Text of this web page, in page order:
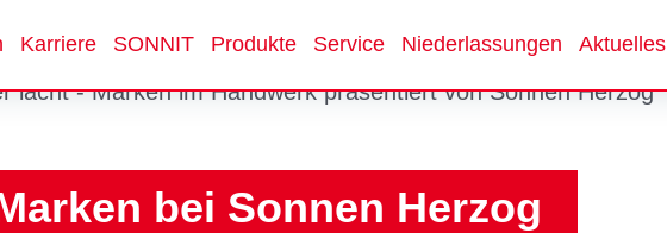
Karriere SONNIT Produkte Service Niederlassungen Aktuelles
bei Sonnen Herzog